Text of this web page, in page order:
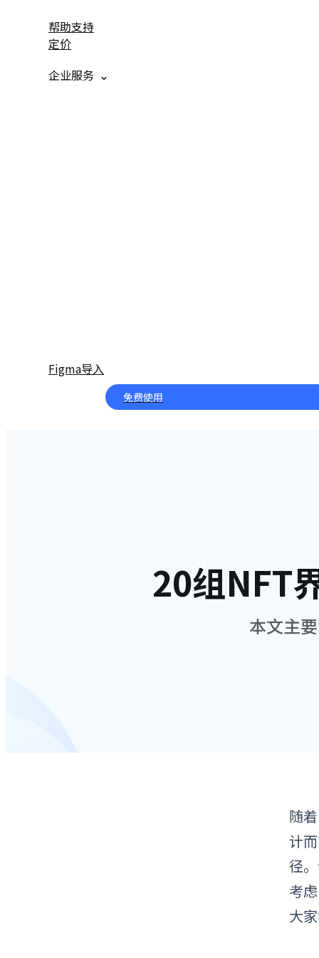
帮助支持
定价
企业服务
Figma导入
免费使用
20组NFT
本文主
随
计
径
考
大